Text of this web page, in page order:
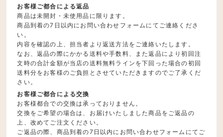
お客様ご都合による返品
商品は未開封・未使用品に限ります。
商品到着の7日以内にお問い合わせフォームにてご連絡くださ
い。
内容を確認の上、担当者より返送方法をご連絡いたします。
なお、返品の際にかかる送料や手数料、また返品により初回注
文時の合計金額が当店の送料無料ラインを下回った場合の初回
送料分をお客様のご負担とさせていただきますのでご了承くだ
さい。
お客様ご都合による交換
お客様都合での交換は承っておりません。
交換をご希望の場合は、お届けいたしました商品をご返品の
上、改めてご注文ください。
ご返品の際、商品到着の7日以内にお問い合わせフォームにてご